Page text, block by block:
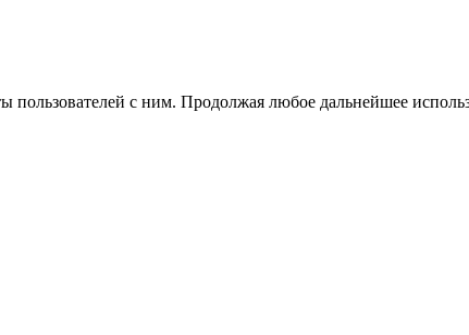
пользователей с ним. Продолжая любое дальнейшее